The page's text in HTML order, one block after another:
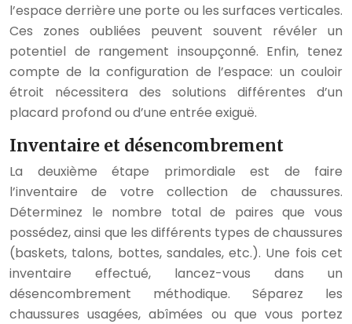
l’espace derrière une porte ou les surfaces verticales.
Ces zones oubliées peuvent souvent révéler un
potentiel de rangement insoupçonné. Enfin, tenez
compte de la configuration de l’espace: un couloir
étroit nécessitera des solutions différentes d’un
placard profond ou d’une entrée exiguë.
Inventaire et désencombrement
La deuxième étape primordiale est de faire
l’inventaire de votre collection de chaussures.
Déterminez le nombre total de paires que vous
possédez, ainsi que les différents types de chaussures
(baskets, talons, bottes, sandales, etc.). Une fois cet
inventaire effectué, lancez-vous dans un
désencombrement méthodique. Séparez les
chaussures usagées, abîmées ou que vous portez